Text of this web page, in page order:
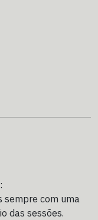
sempre com uma
das sessões.